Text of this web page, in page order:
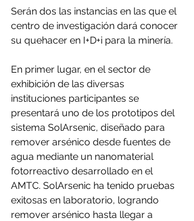
Serán dos las instancias en las que el
centro de investigación dará conocer
su quehacer en I+D+i para la minería.
En primer lugar, en el sector de
exhibición de las diversas
instituciones participantes se
presentará uno de los prototipos del
sistema SolArsenic, diseñado para
remover arsénico desde fuentes de
agua mediante un nanomaterial
fotorreactivo desarrollado en el
AMTC. SolArsenic ha tenido pruebas
exitosas en laboratorio, logrando
remover arsénico hasta llegar a